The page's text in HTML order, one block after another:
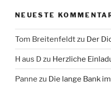
NEUESTE
Tom Breitenfeldtzu Der
H aus D zu Herzliche
Panne zu Die lange Bank